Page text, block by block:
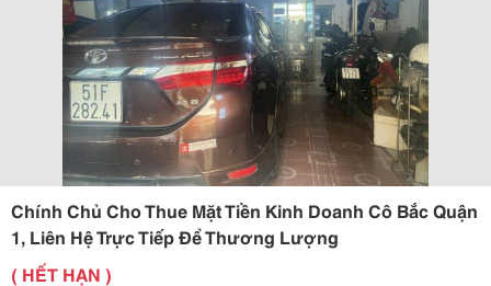
Chính Chủ Cho Thue Mặt Tiền Kinh Doanh Cô Bắc Quận
1, Liên Hệ Trực Tiếp Để Thương Lượng
( HẾT HẠN )